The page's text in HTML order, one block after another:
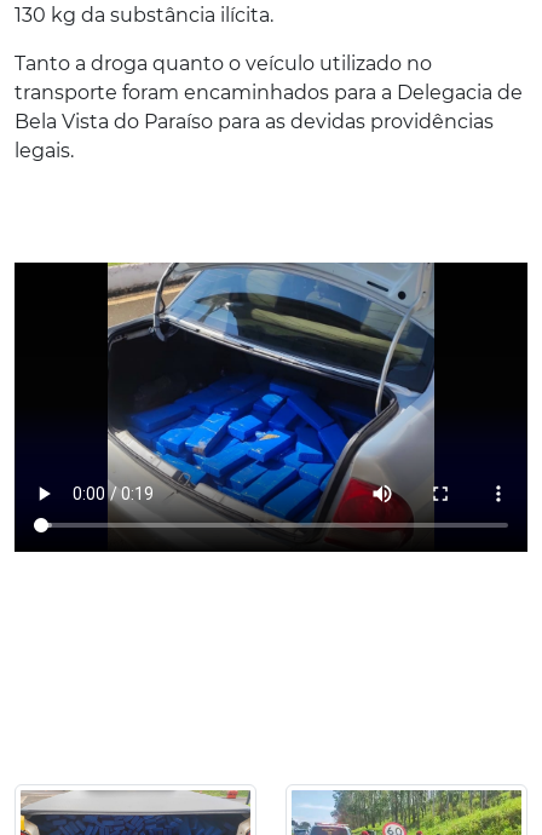
130 kg da substância ilícita.
Tanto a droga quanto o veículo utilizado no
transporte foram encaminhados para a Delegacia de
Bela Vista do Paraíso para as devidas providências
legais.